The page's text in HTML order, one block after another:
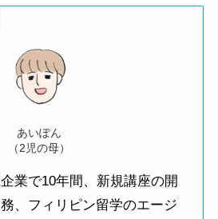
あいぽん
（2児の母）
業で10年間、新規講座の開
、フィリピン留学のエージ